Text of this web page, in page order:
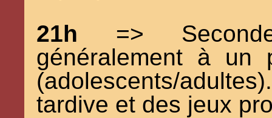
21h =>
généralement à un
(adolescents/
tardive et des jeux